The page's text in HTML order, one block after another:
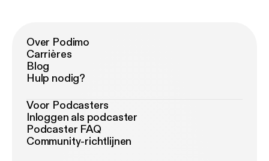
Over Podimo
Carrières
Blog
Hulp nodig?
Voor Podcasters
Inloggen als podcaster
Podcaster FAQ
Community-richtlijnen